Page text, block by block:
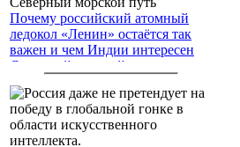
Почему российский атомный
ледокол «Ленин» остаётся так
важен и чем Индии интересен
Северный морской путь